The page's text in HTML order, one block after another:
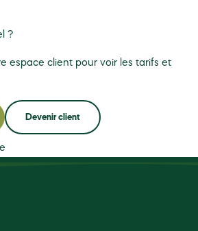
?
espace client pour voir les tarifs et
Devenir client